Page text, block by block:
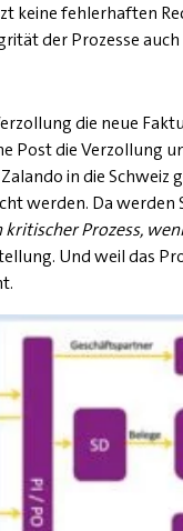
keine fehlerhaften
der Prozesse
die neue
Post die
in die
werden. Da
kritischer Prozess,
Und weil das